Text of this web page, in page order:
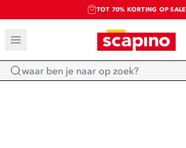
TOT 70% KORTING OP SALE
SALE: LAATSTE KANS!
SHOP NIEUW
Home